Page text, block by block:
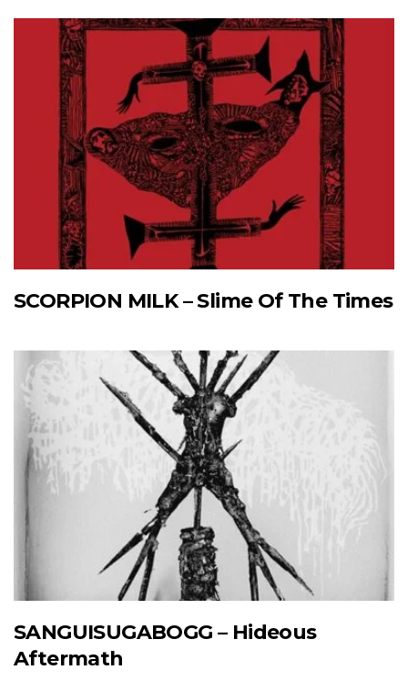
SCORPION MILK – Slime Of The Times
SANGUISUGABOGG – Hideous
Aftermath